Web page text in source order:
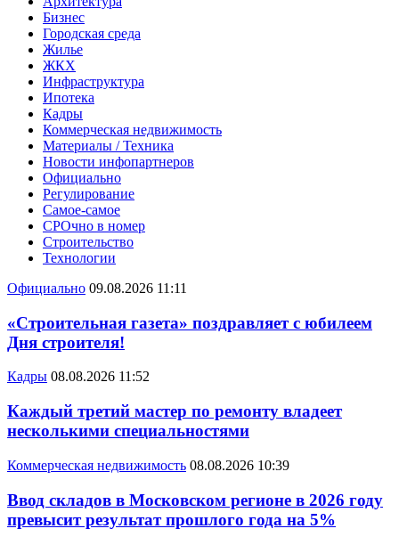
Бизнес
Городская среда
Жилье
ЖКХ
Инфраструктура
Ипотека
Кадры
Коммерческая недвижимость
Материалы / Техника
Новости инфопартнеров
Официально
Регулирование
Самое-самое
СРОчно в номер
Строительство
Технологии
Официально 09.08.2026 11:11
«Строительная газета» поздравляет с юбилеем
Дня строителя!
Кадры 08.08.2026 11:52
Каждый третий мастер по ремонту владеет
несколькими специальностями
Коммерческая недвижимость 08.08.2026 10:39
Ввод складов в Московском регионе в 2026 году
превысит результат прошлого года на 5%